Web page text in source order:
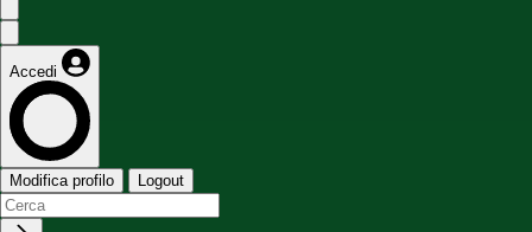
Accedi
Modifica profilo Logout